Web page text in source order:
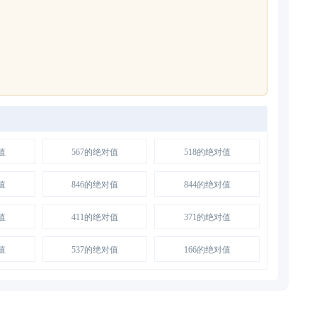
567的绝对值 518的绝对值
846的绝对值 844的绝对值
411的绝对值 371的绝对值
537的绝对值 166的绝对值